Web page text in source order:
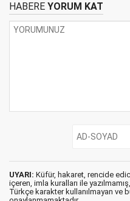
HABERE YORUM KAT
UYARI: Küfür, hakaret, rencide
içeren, imla kuralları ile yazılmamış,
Türkçe karakter kullanılmayan ve